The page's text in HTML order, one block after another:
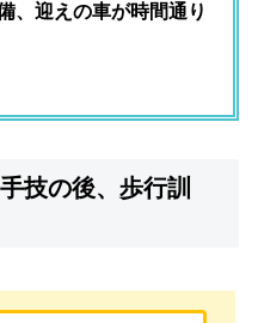
、迎えの車が時間通り
技の後、歩行訓